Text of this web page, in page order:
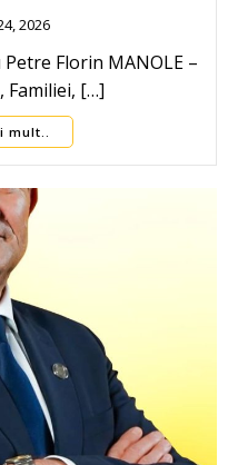
2026
Florin MANOLE –
Familiei, […]
mult..